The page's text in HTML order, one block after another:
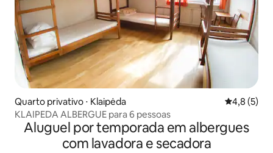
Quarto privativo ⋅ Klaipėda 4,8 de
4,8 (5)
KLAIPEDA ALBERGUE para 6 pessoas
Aluguel por temporada em albergues
com lavadora e secadora